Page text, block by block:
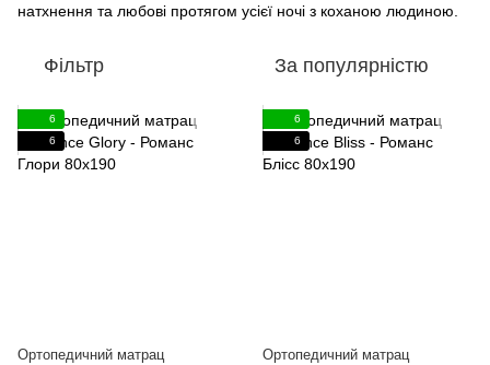
натхнення та любові протягом усієї ночі з коханою людиною.
Фільтр За популярністю
6
6
Ортопедичний матрац
6
6
Ортопедичний матрац